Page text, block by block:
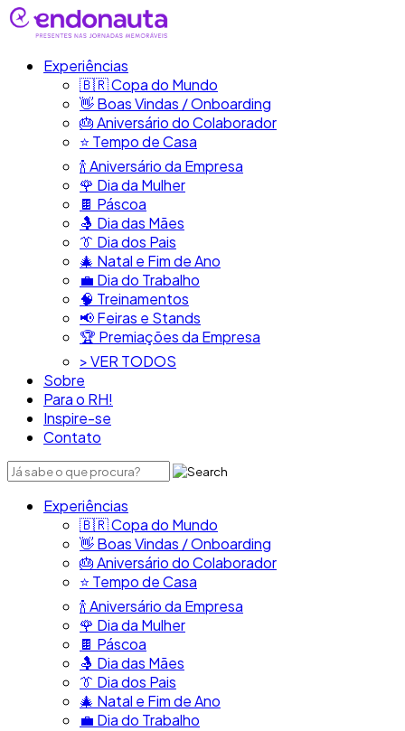
Experiências
🇧🇷​ Copa do Mundo
👋​ Boas Vindas / Onboarding
🎂​ Aniversário do Colaborador
⭐​ Tempo de Casa
​🍾​ Aniversário da Empresa
🌹 Dia da Mulher
🍫​ Páscoa
🤱 Dia das Mães
👔​ Dia dos Pais
🎄 Natal e Fim de Ano
💼​ Dia do Trabalho
🧠​ Treinamentos
📢​ Feiras e Stands
🏆 Premiações da Empresa
> VER TODOS
Sobre
Para o RH!
Inspire-se
Contato
Experiências
🇧🇷​ Copa do Mundo
👋​ Boas Vindas / Onboarding
🎂​ Aniversário do Colaborador
⭐​ Tempo de Casa
​🍾​ Aniversário da Empresa
🌹 Dia da Mulher
🍫​ Páscoa
🤱 Dia das Mães
👔​ Dia dos Pais
🎄 Natal e Fim de Ano
💼​ Dia do Trabalho